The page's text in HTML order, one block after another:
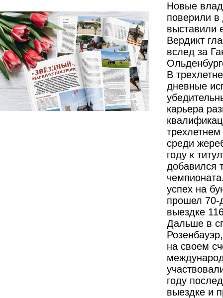
Новые
поверили в
выставили
Вердикт
вслед за
В
дневные
карьера
среди
году к
добавился
успех на
прошел 70-
выездке
Дальше в
на своем
году
выездке и